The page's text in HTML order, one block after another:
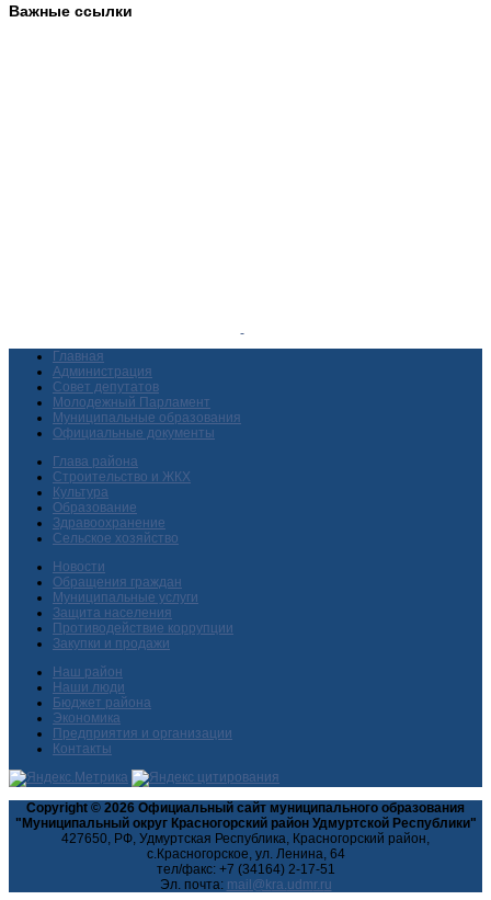
Важные ссылки
Главная
Администрация
Совет депутатов
Молодежный Парламент
Муниципальные образования
Официальные документы
Глава района
Строительство и ЖКХ
Культура
Образование
Здравоохранение
Сельское хозяйство
Новости
Обращения граждан
Муниципальные услуги
Защита населения
Противодействие коррупции
Закупки и продажи
Наш район
Наши люди
Бюджет района
Экономика
Предприятия и организации
Контакты
Copyright © 2026 Официальный сайт муниципального образования
"Муниципальный округ Красногорский район Удмуртской Республики"
427650, РФ, Удмуртская Республика, Красногорский район,
с.Красногорское, ул. Ленина, 64
тел/факс: +7 (34164) 2-17-51
Эл. почта: